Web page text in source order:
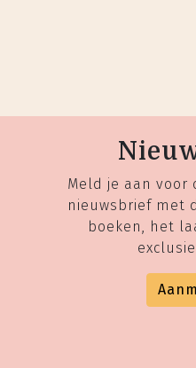
Meld je aan voor
nieuwsbrief met
boeken, het